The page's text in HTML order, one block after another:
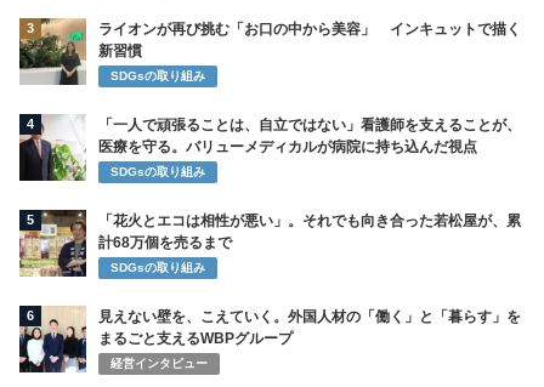
3
ライオンが再び挑む「お口の中から美容」 インキュットで描く
新習慣
SDGsの取り組み
4
「一人で頑張ることは、自立ではない」看護師を支えることが、
医療を守る。バリューメディカルが病院に持ち込んだ視点
SDGsの取り組み
5
「花火とエコは相性が悪い」。それでも向き合った若松屋が、累
計68万個を売るまで
SDGsの取り組み
6
見えない壁を、こえていく。外国人材の「働く」と「暮らす」を
まるごと支えるWBPグループ
経営インタビュー